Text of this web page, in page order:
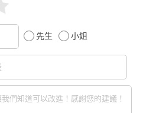
先生 小姐